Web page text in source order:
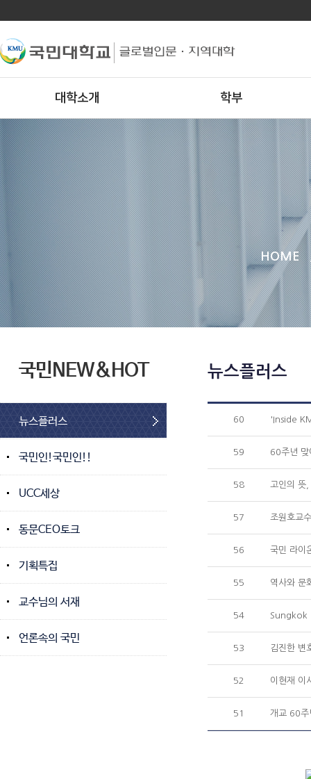
대학소개 학부
HOME
국민NEW&HOT
뉴스플러스
국민인!국민인!!
UCC세상
동문CEO토크
기획특집
교수님의 서재
언론속의 국민
뉴스플러스
60 'Inside
59 60주년 맞
58 고인의 뜻,
57 조원호교
56 국민 라이
55 역사와 문
54 Sungkok
53 김진한 변
52 이현재 이
51 개교 60주